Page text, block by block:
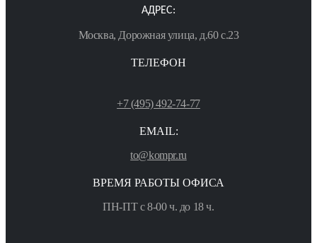
АДРЕС:
Москва, Дорожная улица, д.60 с.23
ТЕЛЕФОН
+7 (495) 492-74-77
EMAIL:
to@kompr.ru
ВРЕМЯ РАБОТЫ ОФИСА
ПН-ПТ с 8-00 ч. до 18 ч.